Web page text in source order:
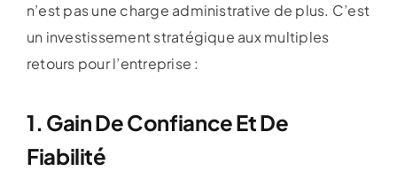
n’est pas une charge administrative de plus. C’est
un investissement stratégique aux multiples
retours pour l’entreprise :
1. Gain De Confiance Et De
Fiabilité